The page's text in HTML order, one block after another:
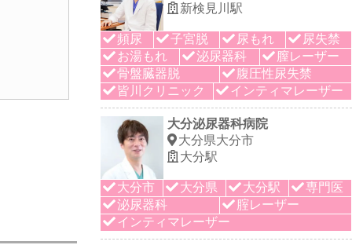
新検見川駅
頻尿 子宮脱 尿もれ
尿失禁
お湯もれ
泌尿器科
膣レーザー
骨盤臓器脱
腹圧性尿失禁
皆川クリニック
インティマレーザー
大分泌尿器科病院
大分県大分市
大分駅
大分市 大分県 大分駅
専門医
泌尿器科
腟レーザー
インティマレーザー